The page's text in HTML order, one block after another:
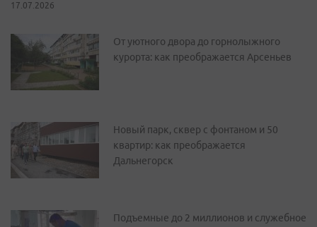
17.07.2026
От уютного двора до горнолыжного
курорта: как преображается Арсеньев
Новый парк, сквер с фонтаном и 50
квартир: как преображается
Дальнегорск
Подъемные до 2 миллионов и служебное